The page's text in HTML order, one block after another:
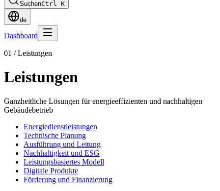
SuchenCtrl K
de
Dashboard
01 /Leistungen
Leistungen
Ganzheitliche Lösungen für energieeffizienten und nachhaltigen
Gebäudebetrieb
Energiedienstleistungen
Technische Planung
Ausführung und Leitung
Nachhaltigkeit und ESG
Leistungsbasiertes Modell
Digitale Produkte
Förderung und Finanzierung